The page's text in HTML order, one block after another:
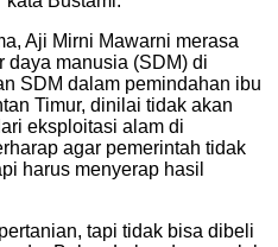
Aji Mirni Mawarni merasa
daya manusia (SDM) di
SDM dalam pemindahan ibu
Timur, dinilai tidak akan
eksploitasi alam di
agar pemerintah tidak
harus menyerap hasil
tapi tidak bisa dibeli